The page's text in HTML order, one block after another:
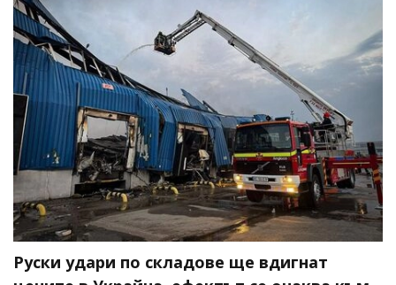
Руски удари по складове ще вдигнат